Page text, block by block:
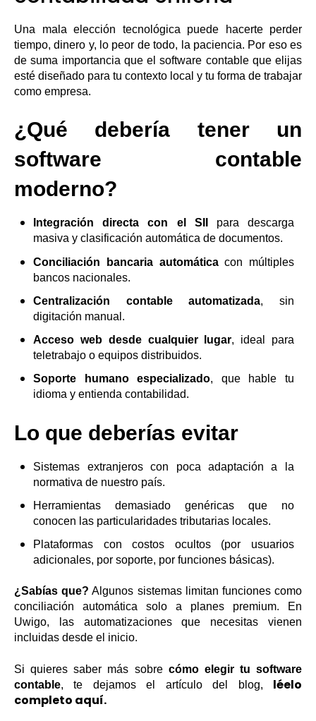
Una mala elección tecnológica puede hacerte perder
tiempo, dinero y, lo peor de todo, la paciencia. Por eso es
de suma importancia que el software contable que elijas
esté diseñado para tu contexto local y tu forma de trabajar
como empresa.
¿Qué debería tener un
software contable
moderno?
Integración directa con el SII
para descarga
masiva y clasificación automática de documentos.
Conciliación bancaria automáticacon múltiples
bancos nacionales.
Centralización contable automatizada, sin
digitación manual.
Acceso web desde cualquier lugar, ideal para
teletrabajo o equipos distribuidos.
Soporte humano especializado, que hable tu
idioma y entienda contabilidad.
Lo que deberías evitar
Sistemas extranjeros con poca adaptación a la
normativa de nuestro país.
Herramientas demasiado genéricas que no
conocen las particularidades tributarias locales.
Plataformas con costos ocultos (por usuarios
adicionales, por soporte, por funciones básicas).
¿Sabías que? Algunos sistemas limitan funciones como
conciliación automática solo a planes premium. En
Uwigo, las automatizaciones que necesitas vienen
incluidas desde el inicio.
Si quieres saber más sobre cómo elegir tu software
contable, te dejamos el artículo del blog, léelo
completo aquí.